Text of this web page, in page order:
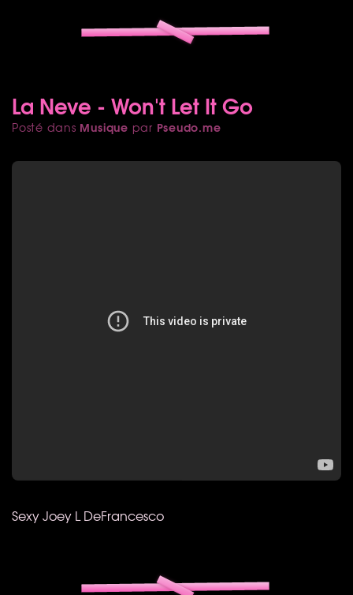
La Neve - Won't Let It Go
Posté dans Musique par Pseudo.me
Sexy Joey L DeFrancesco